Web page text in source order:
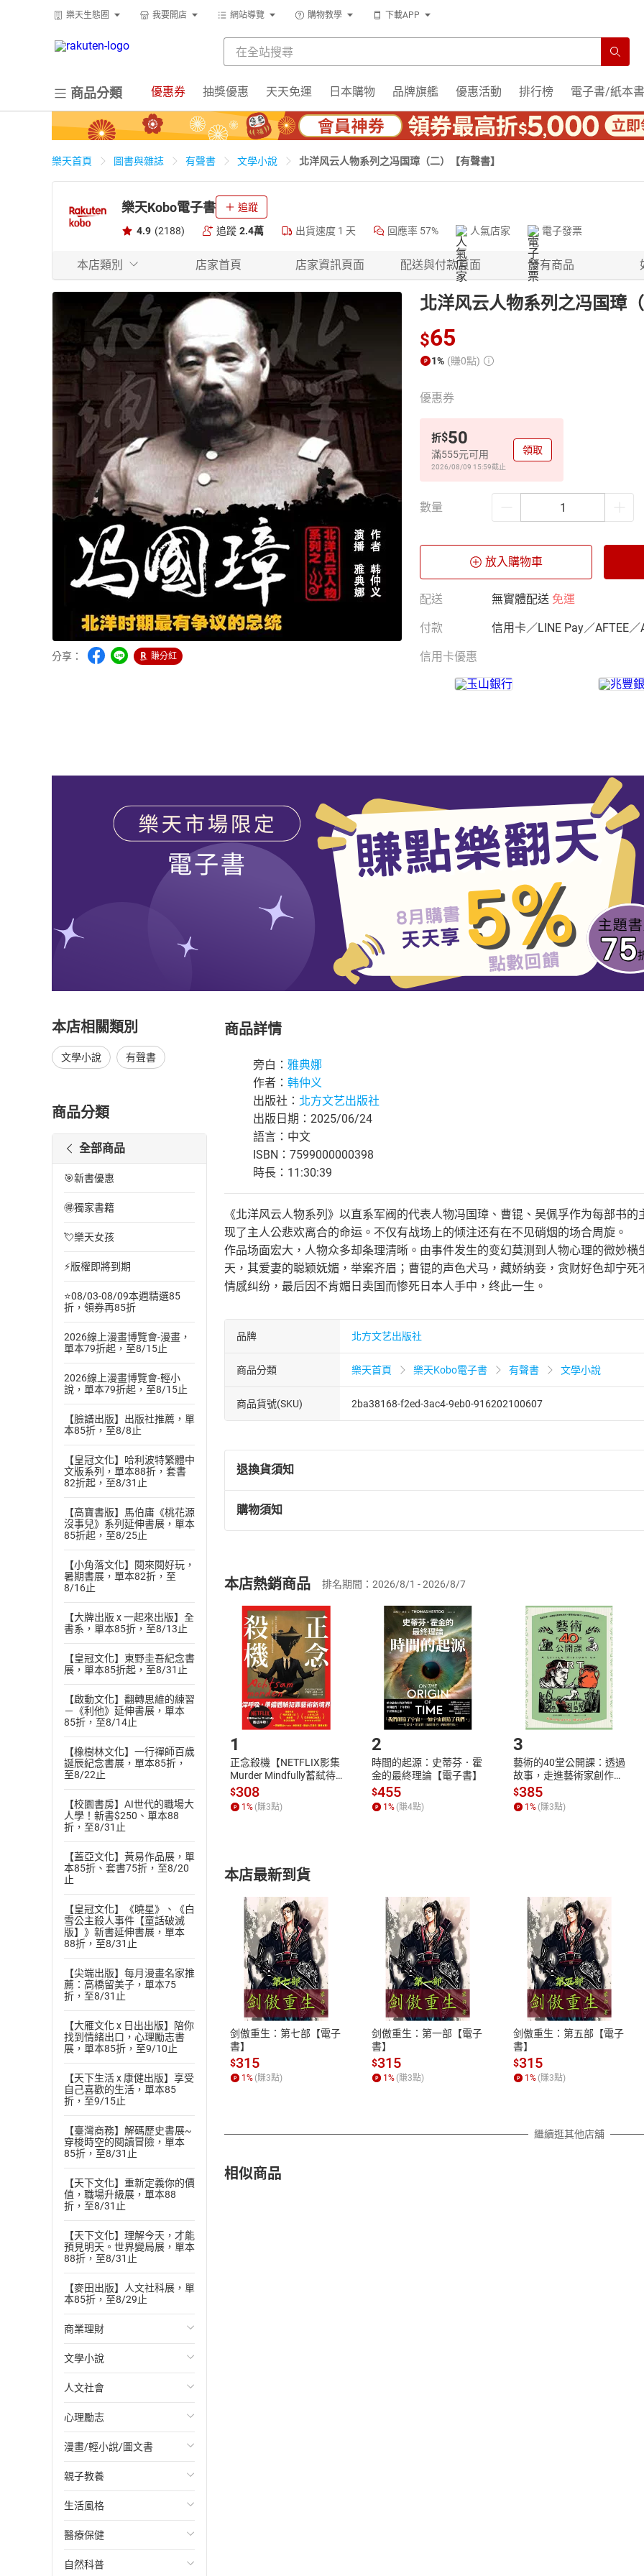
樂天生態圈 我要開店 網站導覽 購物教學 下載APP
商品分類 優惠券 抽獎優惠 天天免運 日本購物 品牌旗艦 優惠活動 排行榜 電子書/紙本書
樂天首頁 圖書與雜誌 有聲書 文學小說 北洋风云人物系列之冯国璋（二）【有聲書】
樂天Kobo電子書 追蹤
4.9 (2188) 追蹤 2.4萬 出貨速度 1 天 回應率 57% 人氣店家 電子發票
本店類別 店家首頁 店家資訊頁面 配送與付款頁面 所有商品
分享： 賺分紅
北洋风云人物系列之冯国璋
$65
1% (賺0點)
優惠券
折$50
滿555元可用
2026/08/09 15:59截止
領取
數量
放入購物車
配送 無實體配送 免運
付款 信用卡／LINE Pay／AFTEE／
信用卡優惠
本店相關類別
文學小說 有聲書
商品分類
全部商品
🎯新書優惠
🉐獨家書籍
💘樂天女孩
⚡版權即將到期
⭐08/03-08/09本週精選85
折，領券再85折
2026線上漫畫博覽會-漫畫，
單本79折起，至8/15止
2026線上漫畫博覽會-輕小
說，單本79折起，至8/15止
【臉譜出版】出版社推薦，單
本85折，至8/8止
【皇冠文化】哈利波特繁體中
文版系列，單本88折，套書
82折起，至8/31止
【高寶書版】馬伯庸《桃花源
沒事兒》系列延伸書展，單本
85折起，至8/25止
【小角落文化】閱來閱好玩，
暑期書展，單本82折，至
8/16止
【大牌出版 x 一起來出版】全
書系，單本85折，至8/13止
【皇冠文化】東野圭吾紀念書
展，單本85折起，至8/31止
【啟動文化】翻轉思維的練習
－《利他》延伸書展，單本
85折，至8/14止
【橡樹林文化】一行禪師百歲
誕辰紀念書展，單本85折，
至8/22止
【校園書房】AI世代的職場大
人學！新書$250、單本88
折，至8/31止
【蓋亞文化】黃易作品展，單
本85折、套書75折，至8/20
止
【皇冠文化】《曉星》、《白
雪公主殺人事件【童話破滅
版】》新書延伸書展，單本
88折，至8/31止
【尖端出版】每月漫畫名家推
薦：高橋留美子，單本75
折，至8/31止
【大雁文化 x 日出出版】陪你
找到情緒出口，心理勵志書
展，單本85折，至9/10止
【天下生活 x 康健出版】享受
自己喜歡的生活，單本85
折，至9/15止
【臺灣商務】解碼歷史書展~
穿梭時空的閱讀冒險，單本
85折，至8/31止
【天下文化】重新定義你的價
值，職場升級展，單本88
折，至8/31止
【天下文化】理解今天，才能
預見明天。世界變局展，單本
88折，至8/31止
【麥田出版】人文社科展，單
本85折，至8/29止
商業理財
投資理財
經濟/趨勢
財務/金融
管理/領導
職場工作術
成功法
行銷/廣告
傳記
文學小說
歐美文學
日本文學
韓國文學
華文文學
經典文學
成長/家庭生活小說
懸疑/推理小說
人文社會
國際關係
政治
社會科學
台灣/中國歷史
日/韓歷史
其他歷史/史學
心理勵志
心靈成長/情緒
人際關係
兩性關係
心理學
漫畫/輕小說/圖文書
輕小說
奇幻/科幻
愛情故事
職場/社會寫實
親子教養
教育現場
兒童文學/故事
兒童科普/學習
生活風格
飲食/食譜
健身/美顏
醫療保健
健康/養生
自然科普
商品詳情
旁白： 雅典娜
作者： 韩仲义
出版社： 北方文艺出版社
出版日期：2025/06/24
語言：中文
ISBN：7599000000398
時長：11:30:39
《北洋风云人物系列》以直系军阀的代表人物冯国璋、曹锟、吴佩孚作为每部书
现了主人公悲欢离合的命运。不仅有战场上的倾注还有在不见硝烟的场合周旋。
作品场面宏大，人物众多却条理清晰。由事件发生的变幻莫测到人物心理的微妙
天，其爱妻的聪颖妩媚，举案齐眉；曹锟的声色犬马，藏娇纳妾，贪财好色却宁
情感纠纷，最后因不肯媚日卖国而惨死日本人手中，终此一生。
品牌 北方文艺出版社
商品分類 樂天首頁 樂天Kobo電子書 有聲書 文學小說
商品貨號(SKU) 2ba38168-f2ed-3ac4-9eb0-916202100607
退換貨須知
退換貨規定：
(一)依消費者保護法第19條第1項後段暨通訊交易解除權合理例外情事適用
(二)消費者訂購本店鋪之商品即代表知悉本店鋪所銷售之商品為電子書，
且已下載/存取電子書，不得請求退貨退款。
退貨方式：您欲取消訂單或辦理退貨時，請登入樂天市場，並於「我的訂單
貨」，本店鋪將依您的申請進行審核，待審核通過後將為您辦理退款事宜。
請注意，樂天市場須以整筆訂單為單位進行取消/退貨，恕無法以單支商品取
購物須知
挑選商品
Choose
放入購物車
Shopping cart
登入帳號
Login
購書後，如何開始使用？
Step1.選擇閱讀載具 Step2.登入
付款方式
ATM轉帳、信用卡、LINE PAY、AFTEE
退換貨規範
本店是否提供消費者保護法七日猶
之權利，遽消費者保護法及通訊交
除權合理例外情事適用準則，依商
質各有不同規定。詳細退換貨說明
照各商品說明。
本店熱銷商品 排名期間：2026/8/1 - 2026/8/7
1
正念殺機【NETFLIX影集
Murder Mindfully蓄弒待
發】【電子書】
$308
1 % (賺3點)
2
時間的起源：史蒂芬．霍
金的最終理論【電子書】
$455
1 % (賺4點)
3
藝術的40堂公開課：透過
故事，走進藝術家創作現
場，看藝術如何誕生、如
何形塑人類生活【電子
書】
$385
1 % (賺3點)
本店最新到貨
剑傲重生：第七部【電子
書】
$315
1 % (賺3點)
剑傲重生：第一部【電子
書】
$315
1 % (賺3點)
剑傲重生：第五部【電子
書】
$315
1 % (賺3點)
繼續逛其他店舖
相似商品